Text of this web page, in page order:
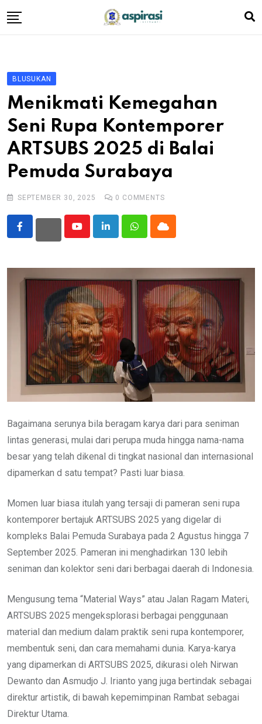
to
Berita
Komen Warga
Podcast
Tentang Kami
BLUSUKAN
Menikmati Kemegahan
Seni Rupa Kontemporer
ARTSUBS 2025 di Balai
Pemuda Surabaya
SEPTEMBER 30, 2025 0 COMMENTS
YoutubeLinkedInWhatsappCloud
Bagaimana serunya bila beragam karya dari para seniman
lintas generasi, mulai dari perupa muda hingga nama-nama
besar yang telah dikenal di tingkat nasional dan internasional
dipamerkan d satu tempat? Pasti luar biasa.
Momen luar biasa itulah yang tersaji di pameran seni rupa
kontemporer bertajuk ARTSUBS 2025 yang digelar di
kompleks Balai Pemuda Surabaya pada 2 Agustus hingga 7
September 2025. Pameran ini menghadirkan 130 lebih
seniman dan kolektor seni dari berbagai daerah di Indonesia.
Mengusung tema “Material Ways” atau Jalan Ragam Materi,
ARTSUBS 2025 mengeksplorasi berbagai penggunaan
material dan medium dalam praktik seni rupa kontemporer,
membentuk seni, dan cara memahami dunia. Karya-karya
yang dipamerkan di ARTSUBS 2025, dikurasi oleh Nirwan
Dewanto dan Asmudjo J. Irianto yang juga bertindak sebagai
direktur artistik, di bawah kepemimpinan Rambat sebagai
Direktur Utama.